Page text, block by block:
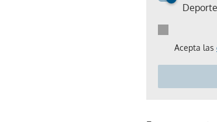
Acepta las